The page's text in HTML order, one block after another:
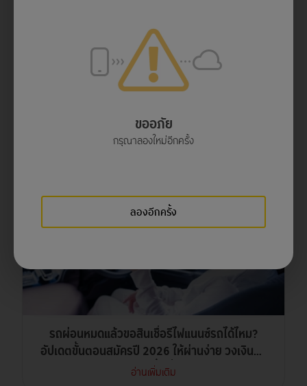
เป็นหนี้นอกระบบขอสินเชื่อรีไฟแนนซ์รถได้ไหม ?
อ่านเพิ่มเติม
รถผ่อนหมดแล้วขอสินเชื่อรีไฟแนนซ์รถได้ไหม?
อัปเดตขั้นตอนสมัครปี 2026 ให้ผ่านง่าย วงเงินสูง
ดอกเบี้ยต่ำ
อ่านเพิ่มเติม
ขออภัย
กรุณาลองใหม่อีกครั้ง
ลองอีกครั้ง